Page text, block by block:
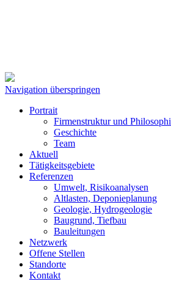
Navigation überspringen
Portrait
Firmenstruktur und
Geschichte
Team
Aktuell
Tätigkeitsgebiete
Referenzen
Umwelt, Risikoanalysen
Altlasten, Deponieplanung
Geologie, Hydrogeologie
Baugrund, Tiefbau
Bauleitungen
Netzwerk
Offene Stellen
Standorte
Kontakt